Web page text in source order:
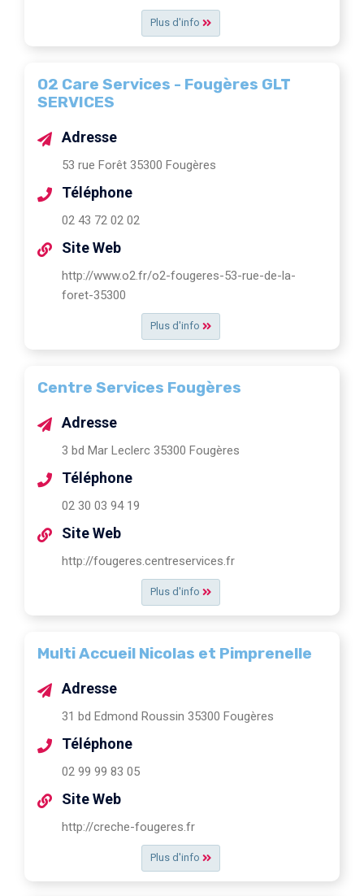
Plus d'info
O2 Care Services - Fougères GLT
SERVICES
Plus d'info
Adresse
53 rue Forêt 35300 Fougères
Téléphone
02 43 72 02 02
Site Web
http://www.o2.fr/o2-fougeres-53-rue-de-la-
foret-35300
Centre Services Fougères
Plus d'info
Adresse
3 bd Mar Leclerc 35300 Fougères
Téléphone
02 30 03 94 19
Site Web
http://fougeres.centreservices.fr
Multi Accueil Nicolas et Pimprenelle
Plus d'info
Adresse
31 bd Edmond Roussin 35300 Fougères
Téléphone
02 99 99 83 05
Site Web
http://creche-fougeres.fr